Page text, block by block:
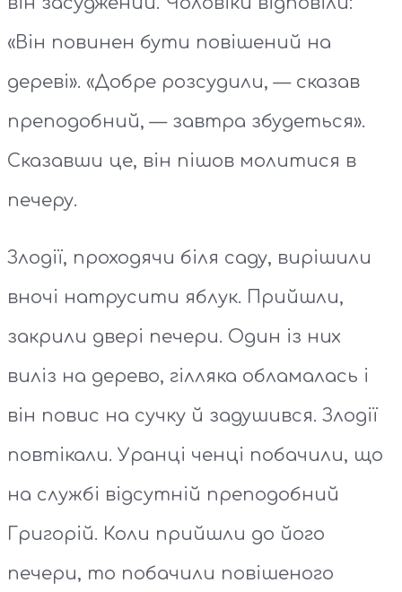
«Він повинен бути повішений на
дереві». «Добре розсудили, — сказав
преподобний, — завтра збудеться».
Сказавши це, він пішов молитися в
печеру.
Злодії, проходячи біля саду, вирішили
вночі натрусити яблук. Прийшли,
закрили двері печери. Один із них
виліз на дерево, гілляка обламалась і
він повис на сучку й задушився. Злодії
повтікали. Уранці ченці побачили, що
на службі відсутній преподобний
Григорій. Коли прийшли до його
печери, то побачили повішеного